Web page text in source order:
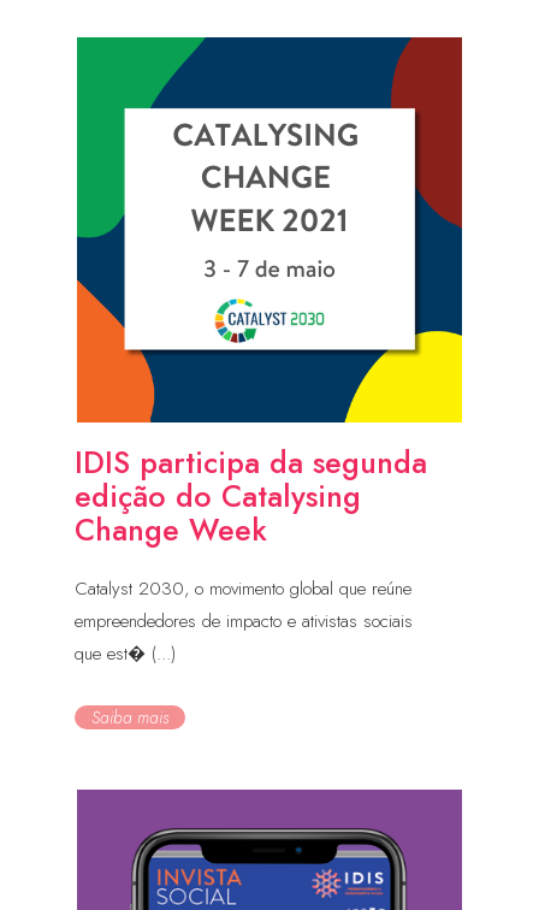
IDIS participa da segunda
edição do Catalysing
Change Week
Catalyst 2030, o movimento global que reúne
empreendedores de impacto e ativistas sociais
que est� (...)
Saiba mais